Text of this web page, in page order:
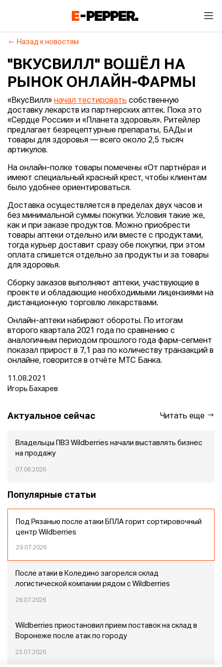
Назад к новостям
"ВКУСВИЛЛ" ВОШЁЛ НА
РЫНОК ОНЛАЙН-ФАРМЫ
«ВкусВилл» начал тестировать собственную
доставку лекарств из партнерских аптек. Пока это
«Сердце России» и «Планета здоровья». Ритейлер
предлагает безрецептурные препараты, БАДы и
товары для здоровья — всего около 2,5 тысяч
артикулов.
На онлайн-полке товары помечены «От партнёра» и
имеют специальный красный крест, чтобы клиентам
было удобнее ориентироваться.
Доставка осуществляется в пределах двух часов и
без минимальной суммы покупки. Условия такие же,
как и при заказе продуктов. Можно приобрести
товары аптеки отдельно или вместе с продуктами,
тогда курьер доставит сразу обе покупки, при этом
оплата спишется отдельно за продукты и за товары
для здоровья.
Сборку заказов выполняют аптеки, участвующие в
проекте и обладающие необходимыми лицензиями на
дистанционную торговлю лекарствами.
Онлайн-аптеки набирают обороты. По итогам
второго квартала 2021 года по сравнению с
аналогичным периодом прошлого года фарм-сегмент
показал прирост в 7,1 раз по количеству транзакций в
онлайне, говорится в отчёте МТС Банка.
11.08.2021
Игорь Бахарев
Актуальное сейчас Читать еще
Владельцы ПВЗ Wildberries начали выставлять бизнес
на продажу
07.08.2026
Популярные статьи
Под Рязанью после атаки БПЛА горит сортировочный
центр Wildberries
29.07.2026
После атаки в Коледино загорелся склад
логистической компании рядом с Wildberries
28.07.2026
Wildberries приостановил прием поставок на склад в
Воронеже после атак по городу
23.07.2026